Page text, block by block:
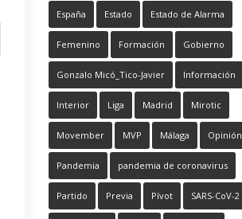
España Estado Estado de Alarma
Femenino Formación Gobierno
Gonzalo Micó_Tico-Javier Información
Interior Liga Madrid Mirotic
Movember MVP Málaga Opinión
Pandemia pandemia de coronavirus
Partido Previa Pívot SARS-CoV-2